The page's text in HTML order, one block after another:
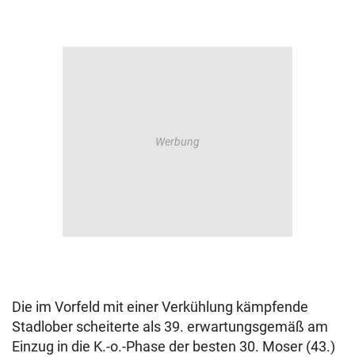
Die im Vorfeld mit einer Verkühlung kämpfende
Stadlober scheiterte als 39. erwartungsgemäß am
Einzug in die K.-o.-Phase der besten 30. Moser (43.)